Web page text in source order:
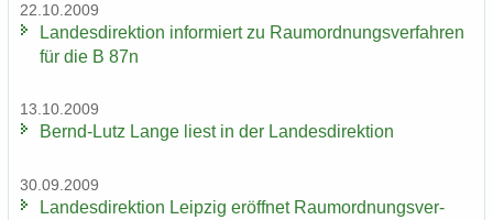
22.10.2009
Lan­des­di­rek­ti­on in­for­miert zu Raum­ord­nungs­ver­fah­ren
für die B 87n
13.10.2009
Bernd-​Lutz Lange liest in der Lan­des­di­rek­ti­on
30.09.2009
Lan­des­di­rek­ti­on Leip­zig er­öff­net Raum­ord­nungs­ver­